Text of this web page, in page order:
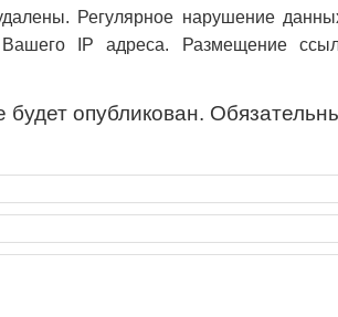
Регулярное нарушение
Вашего IP адреса. Размещение
будет опубликован.